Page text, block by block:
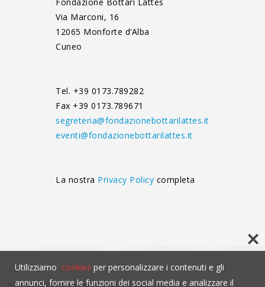
Fondazione Bottari Lattes
Via Marconi, 16
12065 Monforte d’Alba
Cuneo
Tel. +39 0173.789282
Fax +39 0173.789671
segreteria@fondazionebottarilattes.it
eventi@fondazionebottarilattes.it
La nostra Privacy Policy completa
Questo contenuto non è visibile senza l'uso dei cookies.
Utilizziamo cookies per personalizzare i contenuti e gli
annunci, fornire le funzioni dei social media e analizzare il